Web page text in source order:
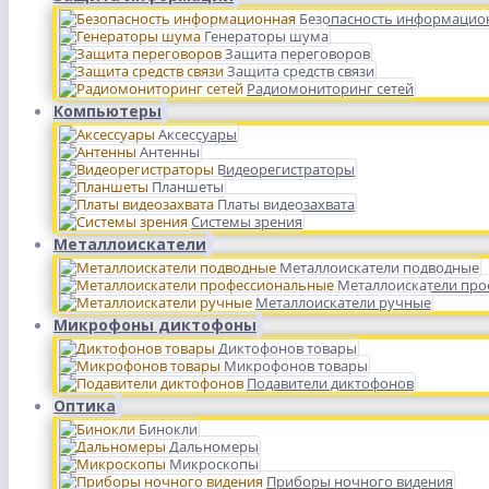
Безопасность
Генераторы шума
Защита переговоров
Защита средств связи
Радиомониторинг сетей
Компьютеры
Аксессуары
Антенны
Видеорегистраторы
Планшеты
Платы видеозахвата
Системы зрения
Металлоискатели
Металлоискатели подводные
Металлоискатели
Металлоискатели ручные
Микрофоны диктофоны
Диктофонов товары
Микрофонов товары
Подавители диктофонов
Оптика
Бинокли
Дальномеры
Микроскопы
Приборы ночного видения